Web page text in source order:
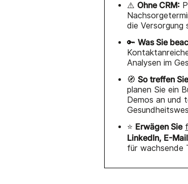
⚠️Ohne CRM:
die Versorgung
🔑Was Sie
Analysen im
🧭So treffen
planen Sie ein
Demos an und
⭐ Erwägen Sie
LinkedIn, E-
für wachsende